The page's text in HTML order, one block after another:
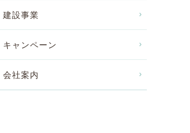
建設事業
キャンペーン
会社案内